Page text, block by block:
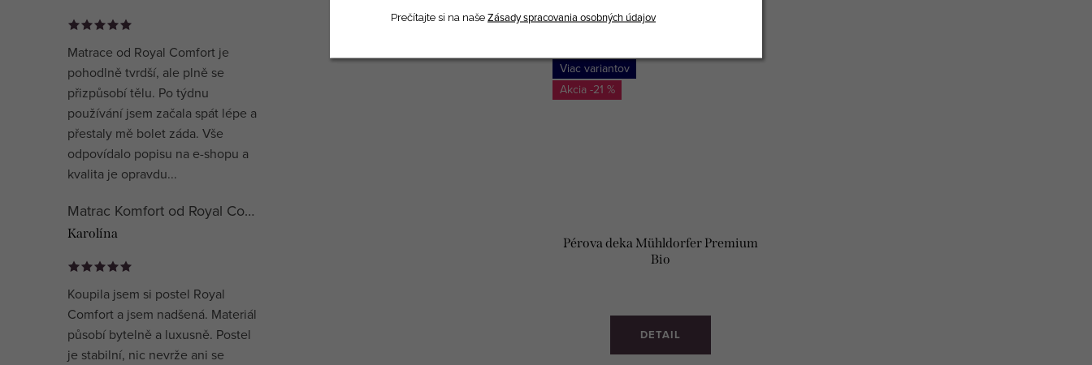
Matrace od Royal Comfort je
pohodlně tvrdší, ale plně se
přizpůsobí tělu. Po týdnu
používání jsem začala spát lépe a
přestaly mě bolet záda. Vše
odpovídalo popisu na e-shopu a
kvalita je opravdu...
Matrac Komfort od Royal Comfort
Karolína
Koupila jsem si postel Royal
Comfort a jsem nadšená. Materiál
působí bytelně a luxusně. Postel
je stabilní, nic nevrže ani se
Viac variantov
-21 %
Pérova deka Mühldorfer Premium
Bio
DETAIL
Prečítajte si na naše Zásady spracovania osobných údajov